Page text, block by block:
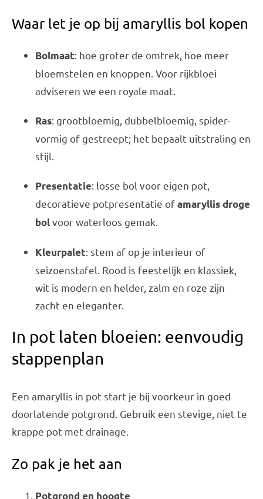
Waar let je op bij amaryllis bol kopen
Bolmaat: hoe groter de omtrek, hoe meer
bloemstelen en knoppen. Voor rijkbloei
adviseren we een royale maat.
Ras: grootbloemig, dubbelbloemig, spider-
vormig of gestreept; het bepaalt uitstraling en
stijl.
Presentatie: losse bol voor eigen pot,
decoratieve potpresentatie ofamaryllis droge
bolvoor waterloos gemak.
Kleurpalet: stem af op je interieur of
seizoenstafel. Rood is feestelijk en klassiek,
wit is modern en helder, zalm en roze zijn
zacht en eleganter.
In pot laten bloeien: eenvoudig
stappenplan
Een amaryllis in pot start je bij voorkeur in goed
doorlatende potgrond. Gebruik een stevige, niet te
krappe pot met drainage.
Zo pak je het aan
Potgrond en hoogte